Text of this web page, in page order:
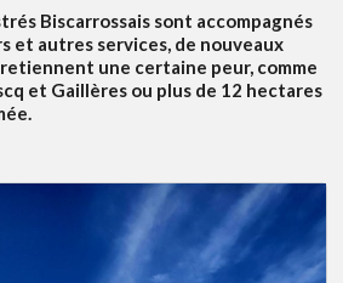
Biscarrossais sont accompagnés
et autres services, de nouveaux
une certaine peur, comme
et Gaillères ou plus de 12 hectares